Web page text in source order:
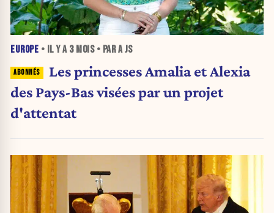
EUROPE • IL Y A 3 MOIS• PAR A JS
Les princesses Amalia et Alexia
des Pays-Bas visées par un projet
d'attentat